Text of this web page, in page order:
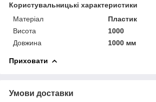
Користувальницькі характеристики
Матеріал
Пластик
Висота
1000
Довжина
1000 мм
Приховати
Умови доставки